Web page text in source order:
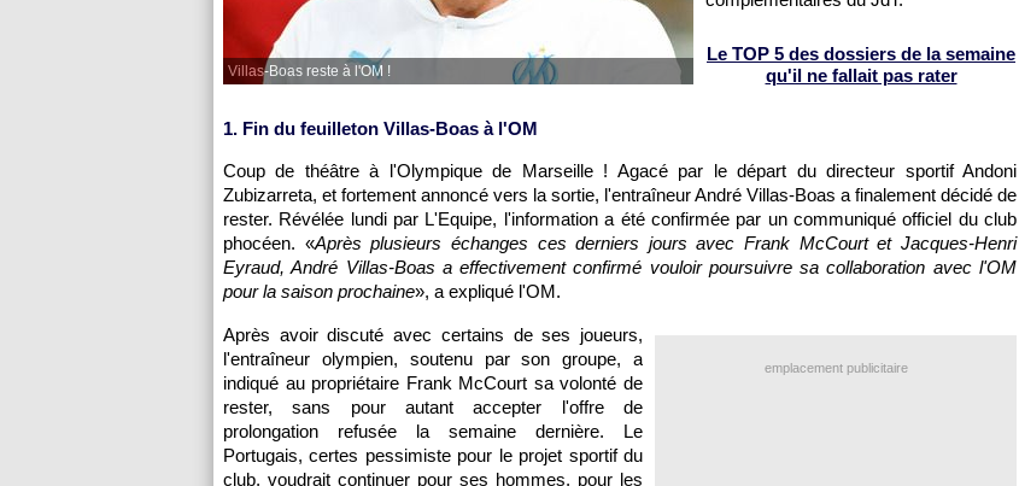
Villas-Boas reste à l'OM !
Le TOP 5 des dossiers de la semaine
qu'il ne fallait pas rater
1. Fin du feuilleton Villas-Boas à l'OM
Coup de théâtre à l'Olympique de Marseille ! Agacé par le départ du directeur sportif Andoni
Zubizarreta, et fortement annoncé vers la sortie, l'entraîneur André Villas-Boas a finalement décidé de
rester. Révélée lundi par L'Equipe, l'information a été confirmée par un communiqué officiel du club
phocéen. «Après plusieurs échanges ces derniers jours avec Frank McCourt et Jacques-Henri
Eyraud, André Villas-Boas a effectivement confirmé vouloir poursuivre sa collaboration avec l'OM
pour la saison prochaine», a expliqué l'OM.
emplacement publicitaire
Après avoir discuté avec certains de ses joueurs,
l'entraîneur olympien, soutenu par son groupe, a
indiqué au propriétaire Frank McCourt sa volonté de
rester, sans pour autant accepter l'offre de
prolongation refusée la semaine dernière. Le
Portugais, certes pessimiste pour le projet sportif du
club, voudrait continuer pour ses hommes, pour les